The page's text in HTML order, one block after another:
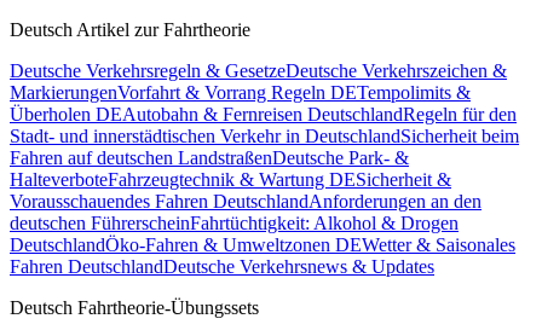
Deutsch Artikel zur Fahrtheorie
Deutsche Verkehrsregeln & GesetzeDeutsche Verkehrszeichen &
MarkierungenVorfahrt & Vorrang Regeln DETempolimits &
Überholen DEAutobahn & Fernreisen DeutschlandRegeln für den
Stadt- und innerstädtischen Verkehr in DeutschlandSicherheit beim
Fahren auf deutschen LandstraßenDeutsche Park- &
HalteverboteFahrzeugtechnik & Wartung DESicherheit &
Vorausschauendes Fahren DeutschlandAnforderungen an den
deutschen FührerscheinFahrtüchtigkeit: Alkohol & Drogen
DeutschlandÖko-Fahren & Umweltzonen DEWetter & Saisonales
Fahren DeutschlandDeutsche Verkehrsnews & Updates
Deutsch Fahrtheorie-Übungssets